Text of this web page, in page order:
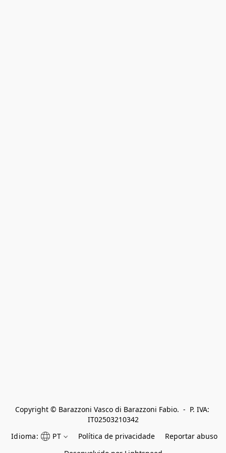
Copyright © Barazzoni Vasco di Barazzoni Fabio.  -  P. IVA:
IT02503210342
Idioma:
PT Política de privacidade
Reportar abuso